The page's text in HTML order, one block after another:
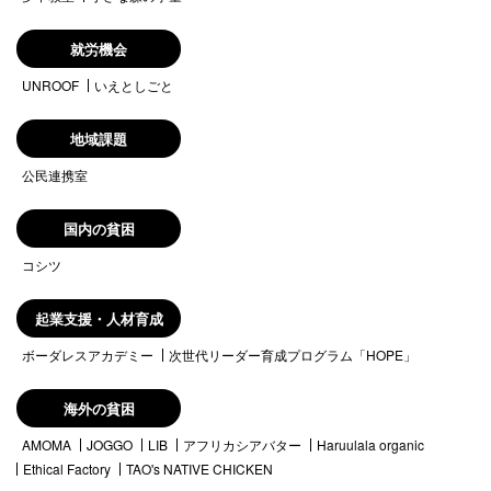
就労機会
UNROOF いえとしごと
地域課題
公民連携室
国内の貧困
コシツ
起業支援・人材育成
ボーダレスアカデミー 次世代リーダー育成プログラム「HOPE」
海外の貧困
AMOMA JOGGO LIB アフリカシアバター
Haruulala organic
Ethical Factory
TAO's NATIVE CHICKEN